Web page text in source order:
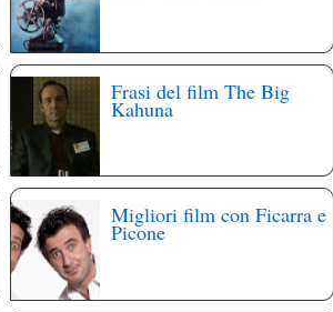
Frasi del film The Big
Kahuna
Migliori film con Ficarra e
Picone